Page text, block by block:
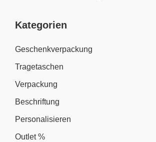
Kategorien
Geschenkverpackung
Tragetaschen
Verpackung
Beschriftung
Personalisieren
Outlet %